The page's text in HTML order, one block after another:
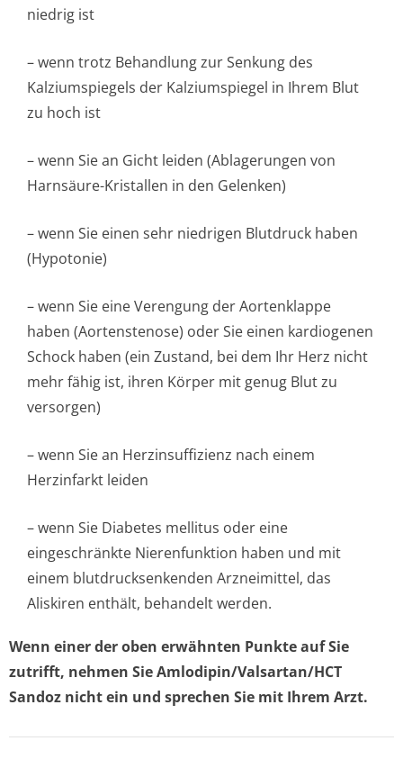
niedrig ist
– wenn trotz Behandlung zur Senkung des
Kalziumspiegels der Kalziumspiegel in Ihrem Blut
zu hoch ist
– wenn Sie an Gicht leiden (Ablagerungen von
Harnsäure-Kristallen in den Gelenken)
– wenn Sie einen sehr niedrigen Blutdruck haben
(Hypotonie)
– wenn Sie eine Verengung der Aortenklappe
haben (Aortenstenose) oder Sie einen kardiogenen
Schock haben (ein Zustand, bei dem Ihr Herz nicht
mehr fähig ist, ihren Körper mit genug Blut zu
versorgen)
– wenn Sie an Herzinsuffizienz nach einem
Herzinfarkt leiden
– wenn Sie Diabetes mellitus oder eine
eingeschränkte Nierenfunktion haben und mit
einem blutdrucksenkenden Arzneimittel, das
Aliskiren enthält, behandelt werden.
Wenn einer der oben erwähnten Punkte auf Sie
zutrifft, nehmen Sie Amlodipin/Val­sartan/HCT
Sandoz nicht ein und sprechen Sie mit Ihrem Arzt.